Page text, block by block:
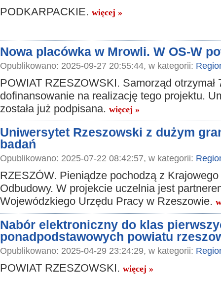
PODKARPACKIE. więcej »
Nowa placówka w Mrowli. W OS-W
Opublikowano: 2025-09-27 20:55:44, w kategorii:
POWIAT RZESZOWSKI. Samorząd otrzymał
dofinansowanie na realizację tego projektu.
została już podpisana. więcej »
Uniwersytet Rzeszowski z dużym
badań
Opublikowano: 2025-07-22 08:42:57, w kategorii:
RZESZÓW. Pieniądze pochodzą z
Odbudowy. W projekcie uczelnia jest
Wojewódzkiego Urzędu Pracy w Rzeszowie.
Nabór elektroniczny do klas
ponadpodstawowych powiatu
Opublikowano: 2025-04-29 23:24:29, w kategorii:
POWIAT RZESZOWSKI. więcej »